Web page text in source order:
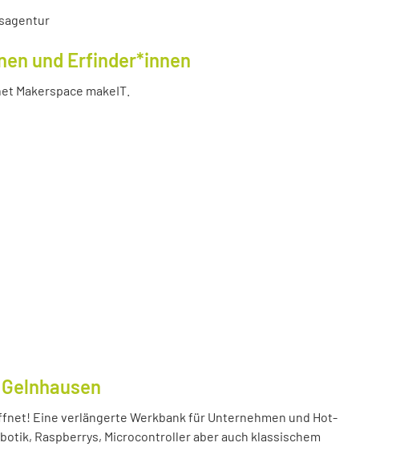
und Erfinder*innen
Makerspace makeIT.
Eine verlängerte Werkbank für Unternehmen und Hot-
Raspberrys, Microcontroller aber auch klassischem